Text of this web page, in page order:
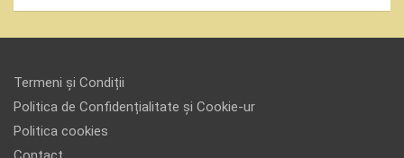
Termeni și Condiții
Politica de Confidențialitate și Cookie-ur
Politica cookies